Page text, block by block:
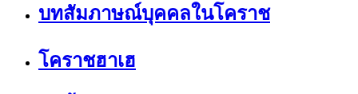
บทสัมภาษณ์บุคคลในโคราช
โคราชฮาเฮ